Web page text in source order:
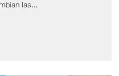
las...